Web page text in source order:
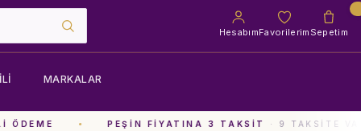
HesabımFavorilerim Sepetim
MARKALAR
PEŞIN FIYATINA 3 TAKSIT · 9 TAKSITE